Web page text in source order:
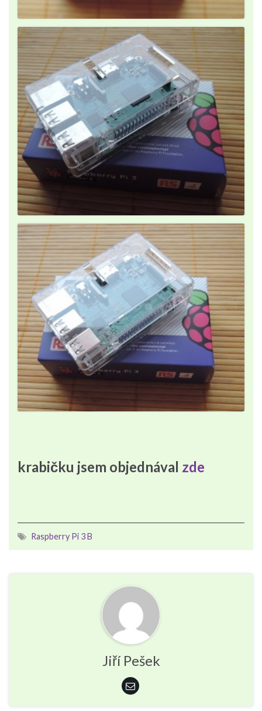
krabičku jsem objednával zde
Raspberry Pi 3 B
Jiří Pešek